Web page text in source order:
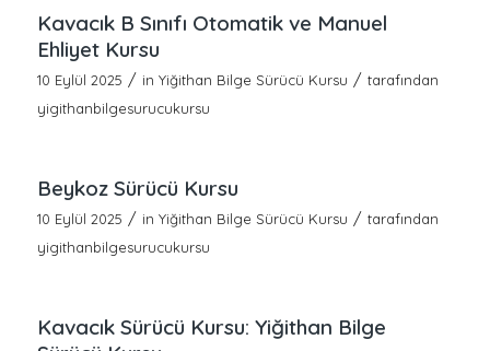
Kavacık B Sınıfı Otomatik ve Manuel
Ehliyet Kursu
10 Eylül 2025 / in Yiğithan Bilge Sürücü Kursu / tarafından
yigithanbilgesurucukursu
Beykoz Sürücü Kursu
10 Eylül 2025 / in Yiğithan Bilge Sürücü Kursu / tarafından
yigithanbilgesurucukursu
Kavacık Sürücü Kursu: Yiğithan Bilge